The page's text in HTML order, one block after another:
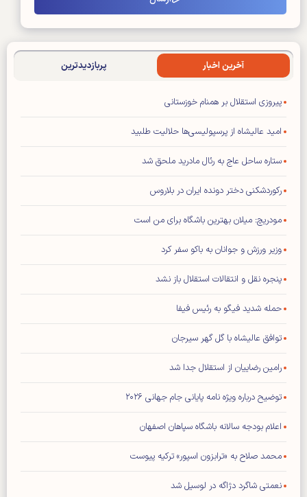
آخرین اخبار پربازدیدترین
پیروزی استقلال بر همنام خوزستانی
امید عالیشاه از پرسپولیسی‌ها حلالیت طلبید
ستاره ساحل عاج به رئال مادرید ملحق شد
رکوردشکنی دختر دونده ایران در بلاروس
مودریچ: میلان بهترین باشگاه برای من است
وزیر ورزش و جوانان به باکو سفر کرد
پنجره نقل و انتقالات استقلال باز نشد
حمله شدید فیگو به رئیس فیفا
توافق عالیشاه با گل گهر سیرجان
رامین رضاییان از استقلال جدا شد
توضیح درباره ویژه نامه پایانی جام جهانی ۲۰۲۶
اعلام بودجه سالانه باشگاه سپاهان اصفهان
محمد صلاح به «ترابزون اسپور» ترکیه پیوست
نعمتی شاگرد دژاگه در لوسیل شد